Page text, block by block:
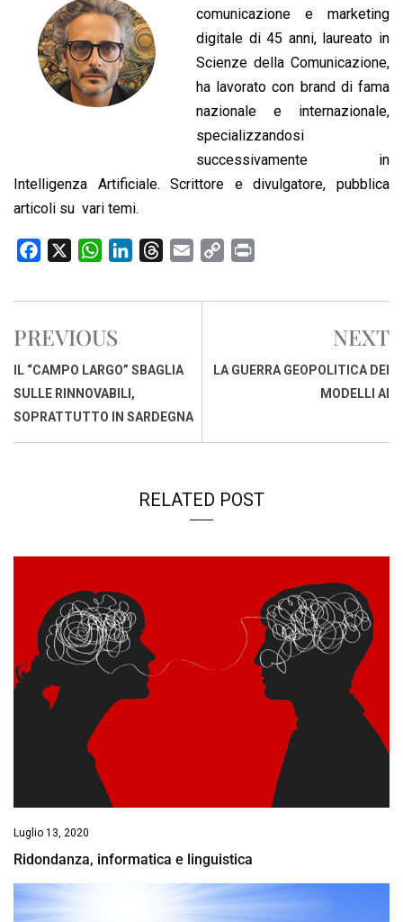
comunicazione e marketing
digitale di 45 anni, laureato in
Scienze della Comunicazione,
ha lavorato con brand di fama
nazionale e internazionale,
specializzandosi
successivamente in
Intelligenza Artificiale. Scrittore e divulgatore, pubblica
articoli su vari temi.
c
b
o
o
k
W
a
s
A
p
p
n
d
n
r
d
a
p
i
i
PREVIOUS
IL “CAMPO LARGO” SBAGLIA
SULLE RINNOVABILI,
SOPRATTUTTO IN SARDEGNA
NEXT
LA GUERRA GEOPOLITICA DEI
MODELLI AI
RELATED POST
Luglio 13, 2020
Ridondanza, informatica e linguistica